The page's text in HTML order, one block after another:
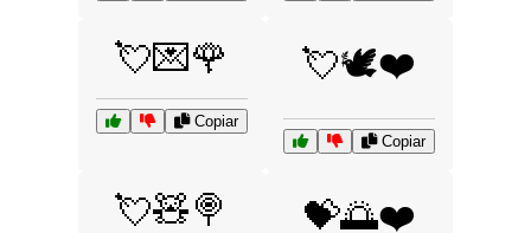
💘💌🌹
Copiar
💘🕊️❤️
Copiar
💘🧸🍭 💝🌅❤️